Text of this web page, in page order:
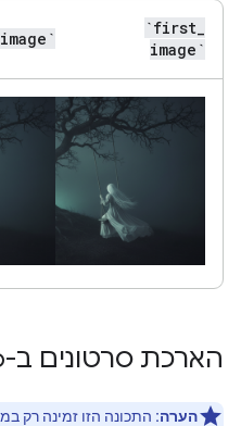
`first
image`
image`
הארכת סרטונים ב-Veo
הערה: